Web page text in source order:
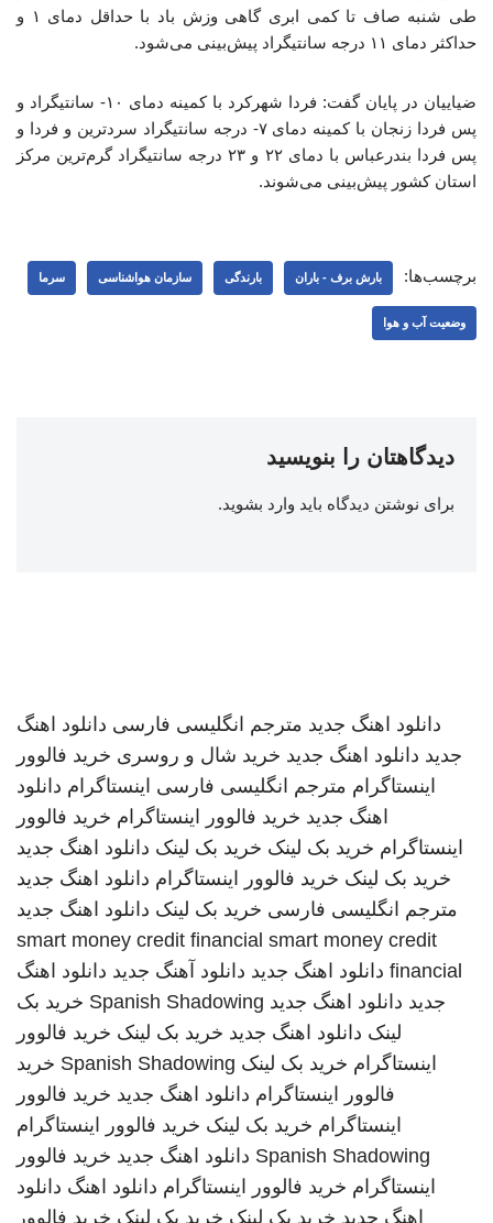
طی شنبه صاف تا کمی ابری گاهی وزش باد با حداقل دمای ۱ و
حداکثر دمای ۱۱ درجه سانتیگراد پیش‌بینی می‌شود.
ضیاییان در پایان گفت: فردا شهرکرد با کمینه دمای ۱۰- سانتیگراد و
پس فردا زنجان با کمینه دمای ۷- درجه سانتیگراد سردترین و فردا و
پس فردا بندرعباس با دمای ۲۲ و ۲۳ درجه سانتیگراد گرم‌ترین مرکز
استان کشور پیش‌بینی می‌شوند.
برچسب‌ها: بارش برف - باران بارندگی سازمان هواشناسی سرما
وضعیت آب و هوا
دیدگاهتان را بنویسید
برای نوشتن دیدگاه باید وارد بشوید.
دانلود اهنگ جدید مترجم انگلیسی فارسی دانلود اهنگ
جدید دانلود اهنگ جدید خرید شال و روسری خرید فالوور
اینستاگرام مترجم انگلیسی فارسی اینستاگرام دانلود
اهنگ جدید خرید فالوور اینستاگرام خرید فالوور
اینستاگرام خرید بک لینک خرید بک لینک دانلود اهنگ جدید
خرید بک لینک خرید فالوور اینستاگرام دانلود اهنگ جدید
مترجم انگلیسی فارسی خرید بک لینک دانلود اهنگ جدید
smart money credit financial smart money credit
financial دانلود اهنگ جدید دانلود آهنگ جدید دانلود اهنگ
جدید دانلود اهنگ جدید Spanish Shadowing خرید بک
لینک دانلود اهنگ جدید خرید بک لینک خرید فالوور
اینستاگرام خرید بک لینک Spanish Shadowing خرید
فالوور اینستاگرام دانلود اهنگ جدید خرید فالوور
اینستاگرام خرید بک لینک خرید فالوور اینستاگرام
Spanish Shadowing دانلود اهنگ جدید خرید فالوور
اینستاگرام خرید فالوور اینستاگرام دانلود اهنگ دانلود
اهنگ جدید خرید بک لینک خرید بک لینک خرید فالوور